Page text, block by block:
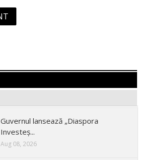
Guvernul lansează „Diaspora
Investeș...
Aug 08, 2026